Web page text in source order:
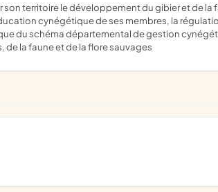
cynégétique de ses membres, la
du schéma départemental de gestion
la faune et de la flore sauvages